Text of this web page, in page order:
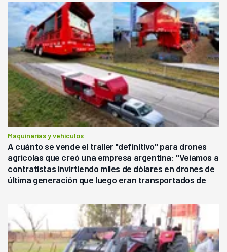
Maquinarias y vehículos
A cuánto se vende el trailer "definitivo" para drones
agrícolas que creó una empresa argentina: "Veíamos a
contratistas invirtiendo miles de dólares en drones de
última generación que luego eran transportados de